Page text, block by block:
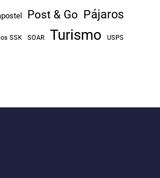
Post & Go Pájaros
SSK SOAR Turismo USPS